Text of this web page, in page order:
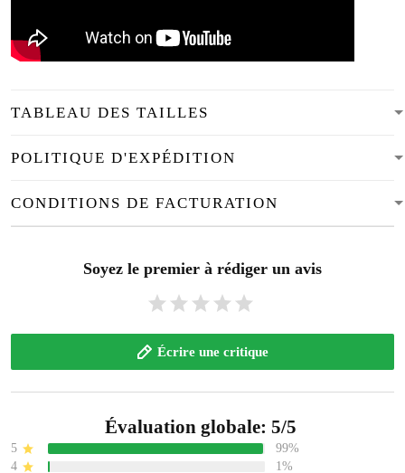
TABLEAU DES TAILLES
POLITIQUE D'EXPÉDITION
CONDITIONS DE FACTURATION
Soyez le premier à rédiger un avis
Écrire une critique
Évaluation globale: 5/5
5
99%
4
1%